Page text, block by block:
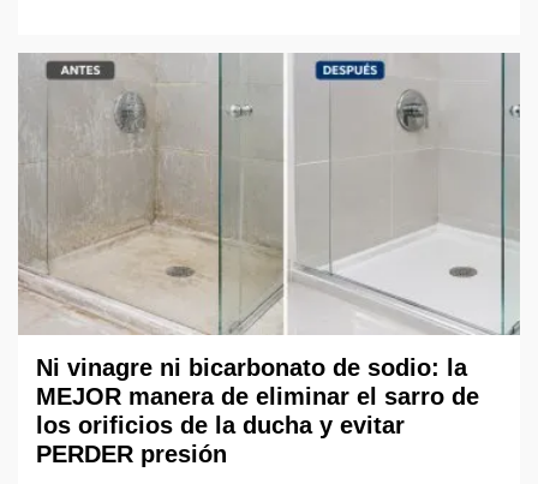
Ni vinagre ni bicarbonato de sodio: la
MEJOR manera de eliminar el sarro de
los orificios de la ducha y evitar
PERDER presión